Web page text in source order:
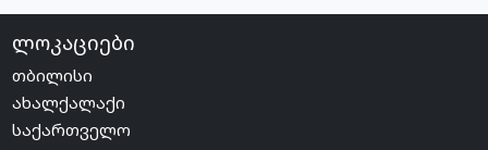
ლოკაციები
თბილისი
ახალქალაქი
საქართველო